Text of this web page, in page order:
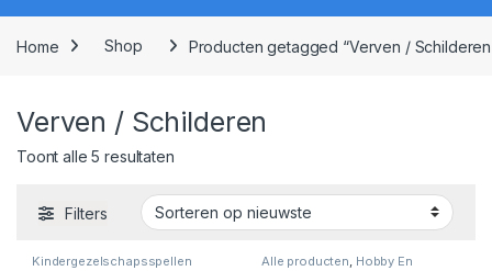
Home Shop Producten getagged “Verven /
Verven / Schilderen
Toont alle 5 resultatenGesorteerd op nieuwste
Filters
Kindergezelschapsspellen Alle producten, Hobby En